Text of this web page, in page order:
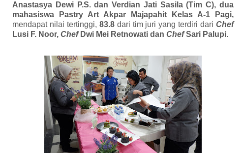
Anastasya Dewi P.S. dan Verdian Jati Sasila (Tim C), dua
mahasiswa Pastry Art Akpar Majapahit Kelas A-1 Pagi,
mendapat nilai tertinggi, 83.8dari tim juri yang terdiri dari Chef
Lusi F. Noor, Chef Dwi Mei Retnowati dan ChefSari Palupi.